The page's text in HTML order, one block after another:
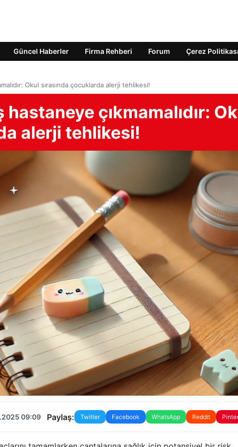
Güncel Haberler Firma Rehberi Forum Çerez Politikası
Okul sırasında çocuklarda alerji tehlikesi!
çıkmamalıdır:
alerji tehlikesi!
09:09 Paylaş: Twitter Facebook WhatsApp Reddit